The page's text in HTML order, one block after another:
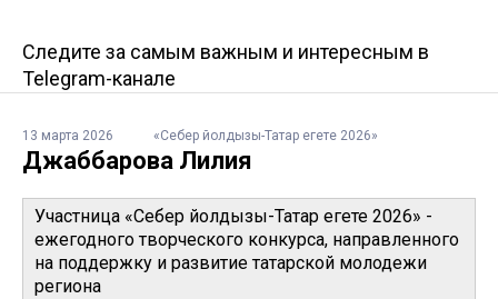
Следите за самым важным и интересным в
Telegram-канале
13 марта 2026 «Себер йолдызы-Татар егете 2026»
Джаббарова Лилия
Участница «Себер йолдызы-Татар егете 2026» -
ежегодного творческого конкурса, направленного
на поддержку и развитие татарской молодежи
региона